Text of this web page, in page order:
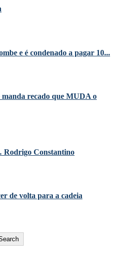
e é condenado a pagar 10...
recado que MUDA o
Rodrigo Constantino
de volta para a cadeia